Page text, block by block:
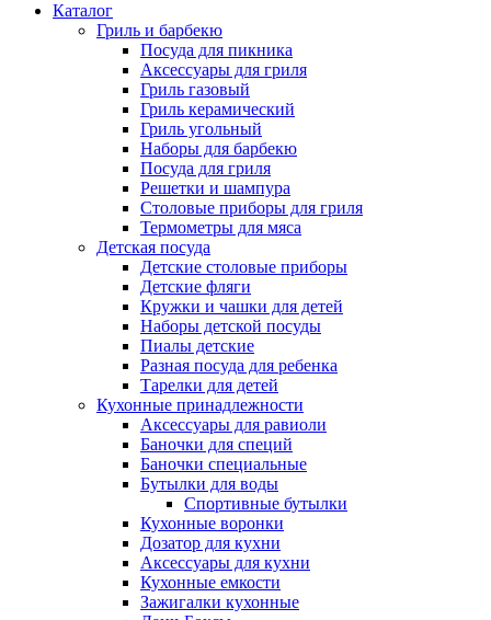
Каталог
Гриль и барбекю
Посуда для пикника
Аксессуары для гриля
Гриль газовый
Гриль керамический
Гриль угольный
Наборы для барбекю
Посуда для гриля
Решетки и шампура
Столовые приборы для гриля
Термометры для мяса
Детская посуда
Детские столовые приборы
Детские фляги
Кружки и чашки для детей
Наборы детской посуды
Пиалы детские
Разная посуда для ребенка
Тарелки для детей
Кухонные принадлежности
Аксессуары для равиоли
Баночки для специй
Баночки специальные
Бутылки для воды
Спортивные бутылки
Кухонные воронки
Дозатор для кухни
Аксессуары для кухни
Кухонные емкости
Зажигалки кухонные